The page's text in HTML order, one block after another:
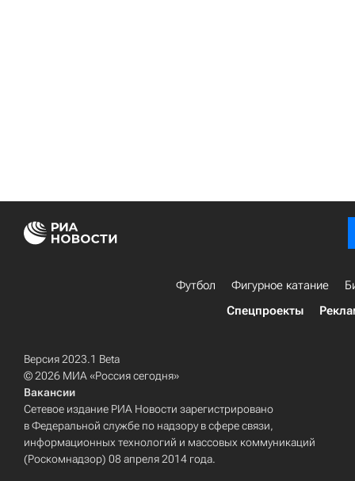
Футбол Фигурное катание
Спецпроекты
Версия 2023.1 Beta
© 2026 МИА «Россия сегодня»
Вакансии
Сетевое издание РИА Новости зарегистрировано
в Федеральной службе по надзору в сфере связи,
информационных технологий и массовых коммуникаций
(Роскомнадзор) 08 апреля 2014 года.